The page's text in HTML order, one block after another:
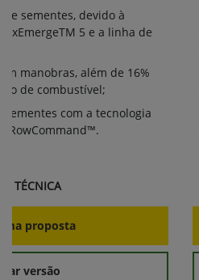
sementes, devido à
5 e a linha de
manobras, além de 16%
de combustível;
com a tecnologia
RowCommand™.
TÉCNICA
proposta
versão